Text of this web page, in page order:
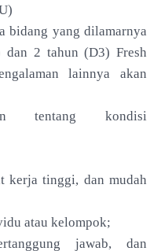
bidang yang dilamarnya
2 tahun (D3) Fresh
lainnya akan
tentang kondisi
kerja tinggi, dan mudah
atau kelompok;
jawab, dan